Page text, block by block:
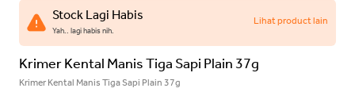
Stock Lagi Habis
Yah.. lagi habis nih.
Lihat product lain
Krimer Kental Manis Tiga Sapi Plain 37g
Krimer Kental Manis Tiga Sapi Plain 37g